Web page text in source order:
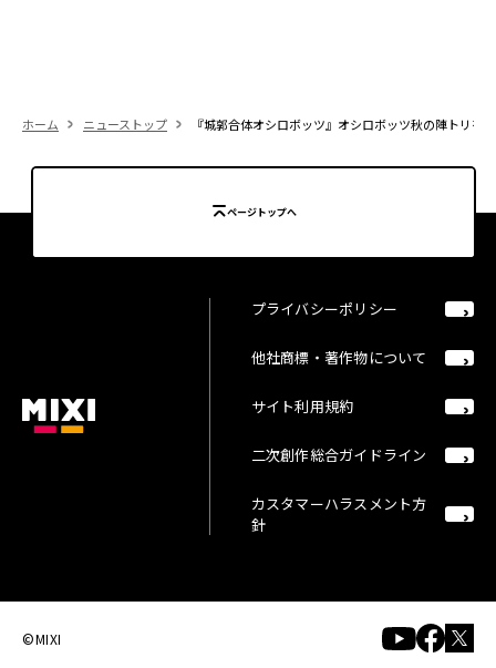
ホーム ニューストップ 『城郭合体オシロボッツ』オシロボッツ秋の陣トリ
ページトップへ
プライバシーポリシー
他社商標・著作物について
サイト利用規約
二次創作総合ガイドライン
カスタマーハラスメント方
針
©MIXI